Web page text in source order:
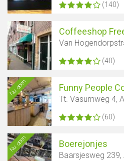
(140)
Coffeeshop
Van
(40)
Nu open Funny People
Tt. Vasumweg 4,
(60)
Nu open Boerejonjes
Baarsjesweg